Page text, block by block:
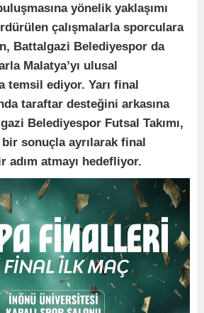
yönelik yaklaşımı
çalışmalarla sporculara
Battalgazi Belediyespor da
Malatya’yı ulusal
temsil ediyor. Yarı final
taraftar desteğini arkasına
Belediyespor Futsal Takımı,
bir sonuçla ayrılarak final
adım atmayı hedefliyor.